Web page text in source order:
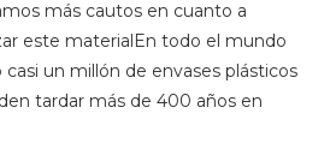
más cautos en cuanto a
este materialEn todo el mundo
un millón de envases plásticos
tardar más de 400 años en